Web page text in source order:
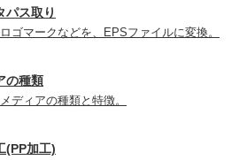
パス取り
ゴマークなどを、EPSファイルに変換。
の種類
ディアの種類と特徴。
(PP加工)